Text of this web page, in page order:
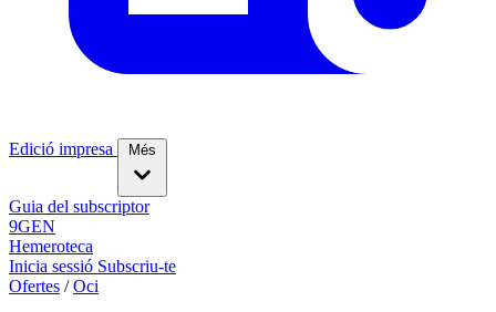
Edició impresa Més
Guia del subscriptor
9GEN
Hemeroteca
Inicia sessió Subscriu-te
Ofertes / Oci